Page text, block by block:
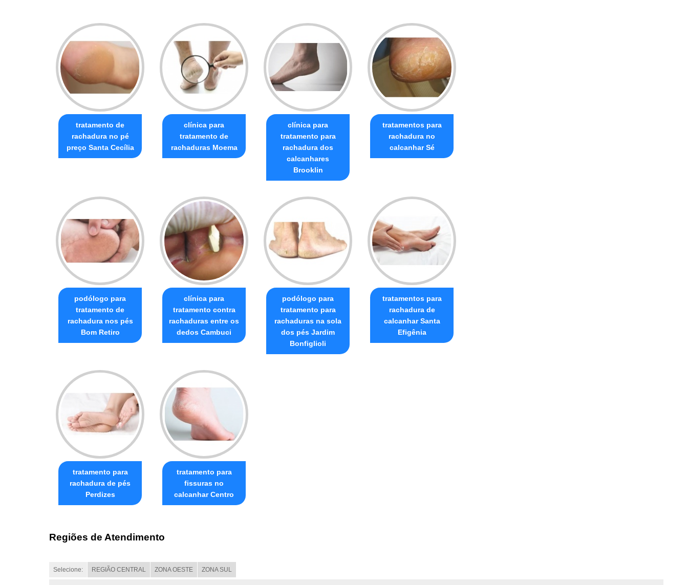
tratamento de
rachadura no pé
preço Santa Cecília
clínica para
tratamento de
rachaduras Moema
clínica para
tratamento para
rachadura dos
calcanhares
Brooklin
tratamentos para
rachadura no
calcanhar Sé
podólogo para
tratamento de
rachadura nos pés
Bom Retiro
clínica para
tratamento contra
rachaduras entre os
dedos Cambuci
podólogo para
tratamento para
rachaduras na sola
dos pés Jardim
Bonfiglioli
tratamentos para
rachadura de
calcanhar Santa
Efigênia
tratamento para
rachadura de pés
Perdizes
tratamento para
fissuras no
calcanhar Centro
Regiões de Atendimento
Selecione: REGIÃO CENTRAL ZONA OESTE ZONA SUL